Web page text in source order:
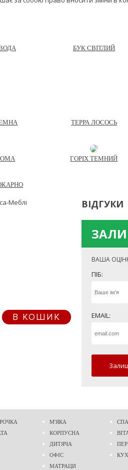
БУК СВІТЛИЙ
ТЕРРА ЛОСОСЬ
ГОРІХ ТЕМНИЙ
В КОШИК
ВІДГУКИ
ВАША
ПІБ:
EMAIL:
М'ЯКА
КОРПУСНА
ДИТЯЧА
ОФІС
МАТРАЦИ